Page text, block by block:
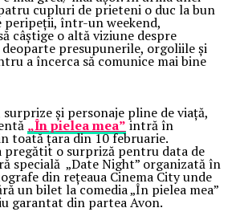
cupluri de prieteni o duc la bun
peripeții, într-un weekend,
câștige o altă viziune despre
presupunerile, orgoliile și
a încerca să comunice mai bine
și personaje pline de viață,
„În pielea mea”intră în
toată țara din 10 februarie.
o surpriză pentru data de
specială „Date Night” organizată în
din rețeaua Cinema City unde
un bilet la comedia „În pielea mea”
garantat din partea Avon.